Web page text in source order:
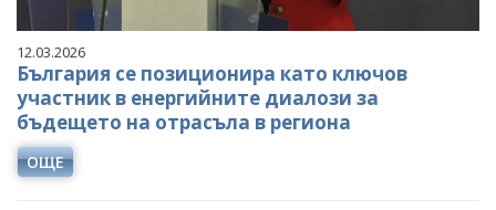
12.03.2026
България се позиционира като ключов
участник в енергийните диалози за
бъдещето на отрасъла в региона
ОЩЕ